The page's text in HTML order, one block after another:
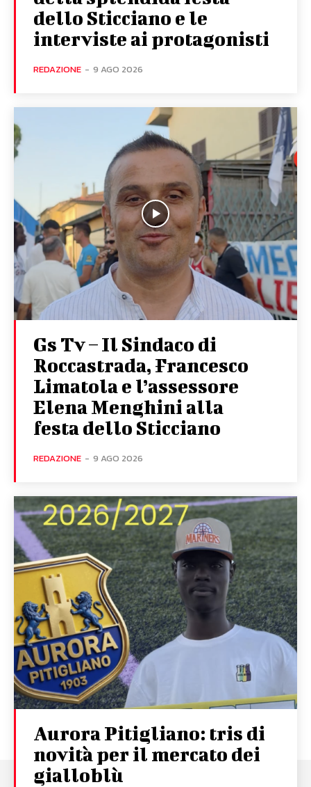
dello Sticciano e le
interviste ai protagonisti
REDAZIONE - 9 AGO 2026
Gs Tv – Il Sindaco di
Roccastrada, Francesco
Limatola e l’assessore
Elena Menghini alla
festa dello Sticciano
REDAZIONE - 9 AGO 2026
Aurora Pitigliano: tris di
novità per il mercato dei
gialloblù